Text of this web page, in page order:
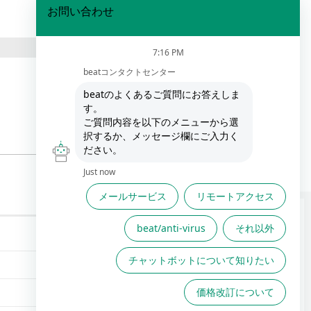
FAQは役に立ちましたか？